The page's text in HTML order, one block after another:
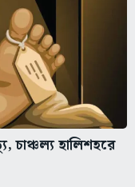
হালিশহরে